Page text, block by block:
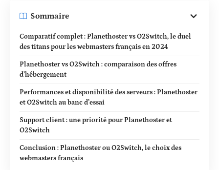
Sommaire
Comparatif complet : Planethoster vs O2Switch, le duel
des titans pour les webmasters français en 2024
Planethoster vs O2Switch : comparaison des offres
d’hébergement
Performances et disponibilité des serveurs : Planethoster
et O2Switch au banc d’essai
Support client : une priorité pour Planethoster et
O2Switch
Conclusion : Planethoster ou O2Switch, le choix des
webmasters français